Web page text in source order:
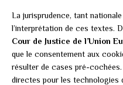
La jurisprudence, tant
l’interprétation de ces textes.
Cour de Justice de l’Union
que le consentement aux
résulter de cases pré-
directes pour les technologies